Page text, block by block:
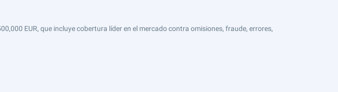
EUR, que incluye cobertura líder en el mercado contra omisiones, fraude, errores,